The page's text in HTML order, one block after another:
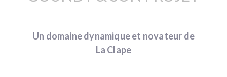
Un domaine dynamique et novateur de
La Clape